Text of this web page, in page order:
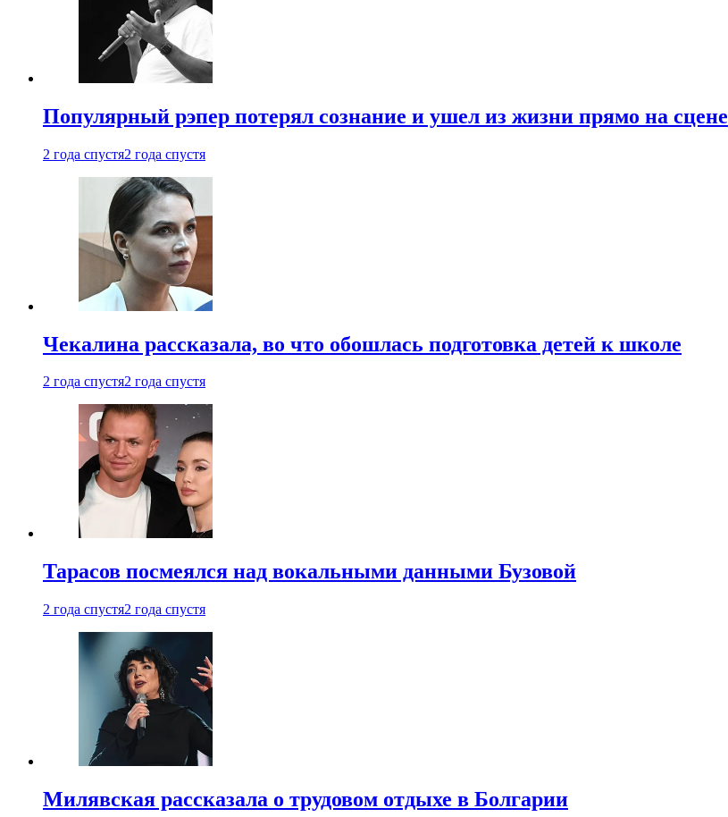
Популярный рэпер потерял сознание и ушел из жизни прямо на сцене
2 года спустя2 года спустя
Чекалина рассказала, во что обошлась подготовка детей к школе
2 года спустя2 года спустя
Тарасов посмеялся над вокальными данными Бузовой
2 года спустя2 года спустя
Милявская рассказала о трудовом отдыхе в Болгарии